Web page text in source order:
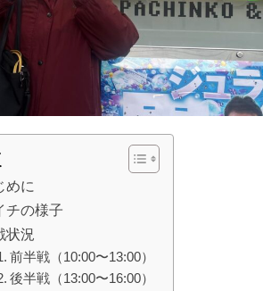
めに
チの様子
状況
前半戦（10:00〜13:00）
後半戦（13:00〜16:00）